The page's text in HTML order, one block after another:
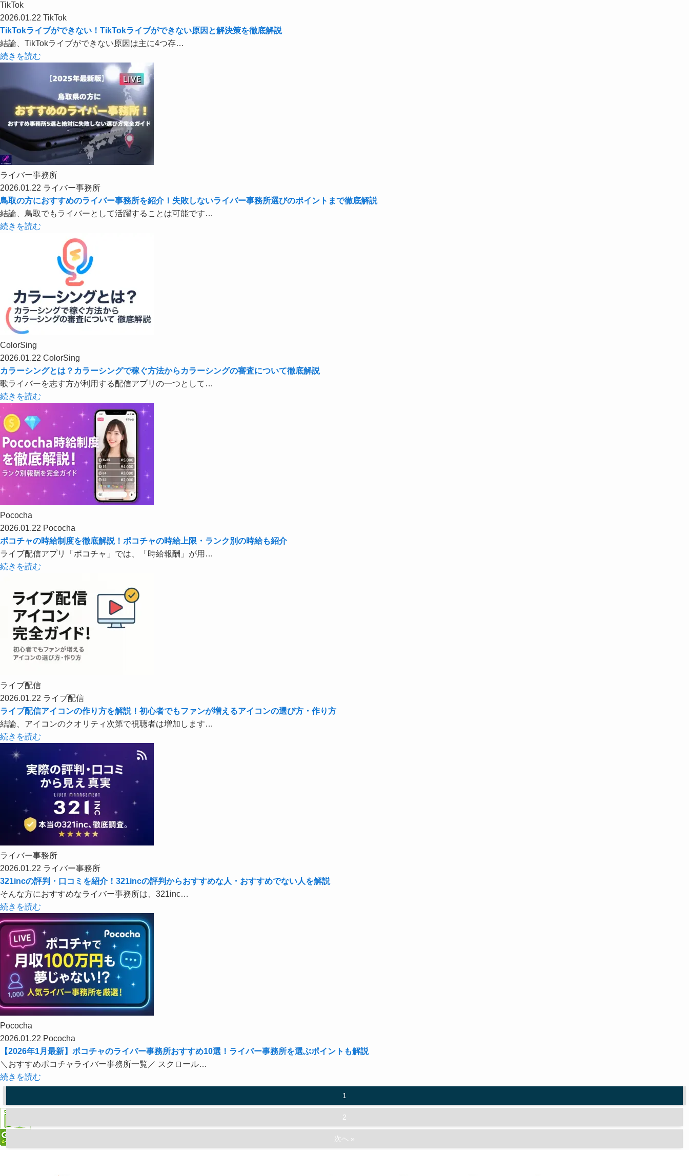
TikTok
2026.01.22 TikTok
TikTokライブができない！TikTokライブができない原因と解決策を徹底解説
結論、TikTokライブができない原因は主に4つ存…
続きを読む
ライバー事務所
2026.01.22 ライバー事務所
鳥取の方におすすめのライバー事務所を紹介！失敗しないライバー事務所選びのポイントまで徹底解説
結論、鳥取でもライバーとして活躍することは可能です…
続きを読む
ColorSing
2026.01.22 ColorSing
カラーシングとは？カラーシングで稼ぐ方法からカラーシングの審査について徹底解説
歌ライバーを志す方が利用する配信アプリの一つとして…
続きを読む
Pococha
2026.01.22 Pococha
ポコチャの時給制度を徹底解説！ポコチャの時給上限・ランク別の時給も紹介
ライブ配信アプリ「ポコチャ」では、「時給報酬」が用…
続きを読む
ライブ配信
2026.01.22 ライブ配信
ライブ配信アイコンの作り方を解説！初心者でもファンが増えるアイコンの選び方・作り方
結論、アイコンのクオリティ次第で視聴者は増加します…
続きを読む
ライバー事務所
2026.01.22 ライバー事務所
321incの評判・口コミを紹介！321incの評判からおすすめな人・おすすめでない人を解説
そんな方におすすめなライバー事務所は、321inc…
続きを読む
Pococha
2026.01.22 Pococha
【2026年1月最新】ポコチャのライバー事務所おすすめ10選！ライバー事務所を選ぶポイントも解説
＼おすすめポコチャライバー事務所一覧／ スクロール…
続きを読む
1
2
次へ »